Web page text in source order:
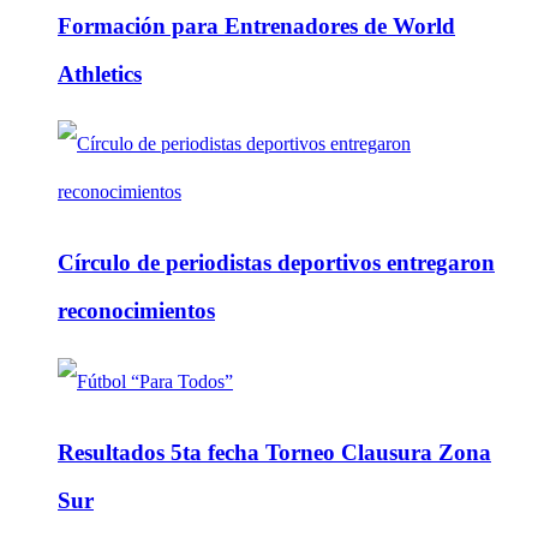
Formación para Entrenadores de World
Athletics
Círculo de periodistas deportivos entregaron
reconocimientos
Resultados 5ta fecha Torneo Clausura Zona
Sur